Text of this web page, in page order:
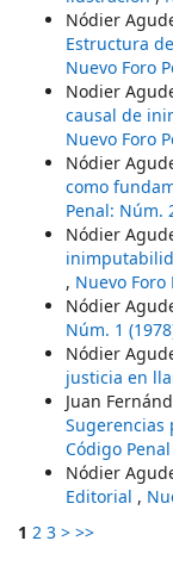
Nódier
Estructura
Nuevo Foro
Nodier
causal de
Nuevo Foro
Nódier
como
Penal: Núm.
Nódier
, Nuevo Foro
Nódier
Núm. 1
Nódier
justicia en
Juan
Sugerencias
Código Penal
Nódier
Editorial ,
1 2 3 > >>